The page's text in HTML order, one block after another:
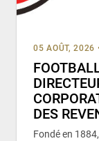
05 AOÛT, 2026
DES
Fondé en